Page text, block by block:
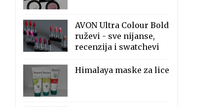
AVON Ultra Colour Bold
ruževi - sve nijanse,
recenzija i swatchevi
Himalaya maske za lice